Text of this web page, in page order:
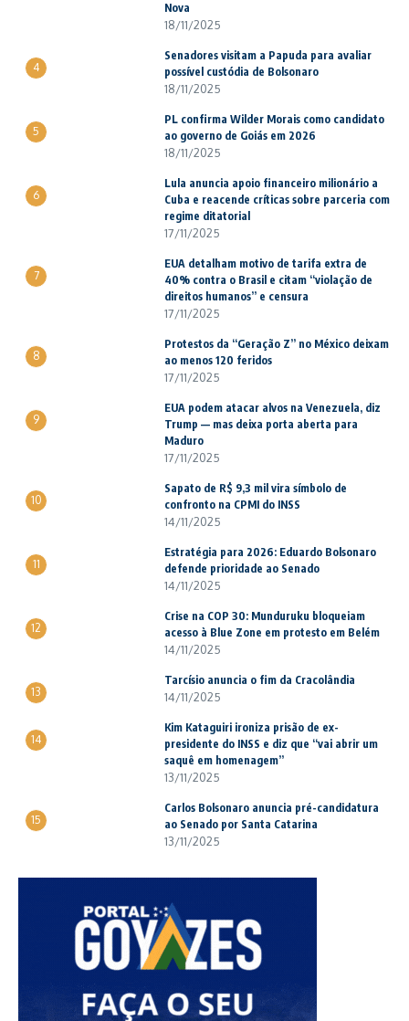
Nova
18/11/2025
4
Senadores visitam a Papuda para avaliar
possível custódia de Bolsonaro
18/11/2025
5
PL confirma Wilder Morais como candidato
ao governo de Goiás em 2026
18/11/2025
6
Lula anuncia apoio financeiro milionário a
Cuba e reacende críticas sobre parceria com
regime ditatorial
17/11/2025
7
EUA detalham motivo de tarifa extra de
40% contra o Brasil e citam “violação de
direitos humanos” e censura
17/11/2025
8
Protestos da “Geração Z” no México deixam
ao menos 120 feridos
17/11/2025
9
EUA podem atacar alvos na Venezuela, diz
Trump — mas deixa porta aberta para
Maduro
17/11/2025
10
Sapato de R$ 9,3 mil vira símbolo de
confronto na CPMI do INSS
14/11/2025
11
Estratégia para 2026: Eduardo Bolsonaro
defende prioridade ao Senado
14/11/2025
12
Crise na COP 30: Munduruku bloqueiam
acesso à Blue Zone em protesto em Belém
14/11/2025
13
Tarcísio anuncia o fim da Cracolândia
14/11/2025
14
Kim Kataguiri ironiza prisão de ex-
presidente do INSS e diz que “vai abrir um
saquê em homenagem”
13/11/2025
15
Carlos Bolsonaro anuncia pré-candidatura
ao Senado por Santa Catarina
13/11/2025